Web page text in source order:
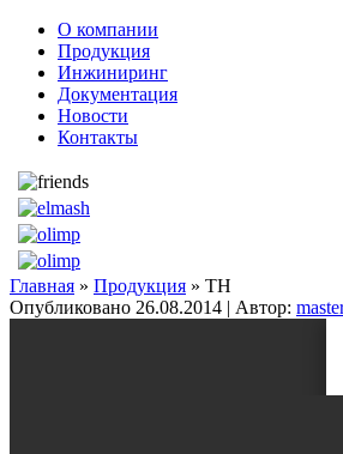
О компании
Продукция
Инжиниринг
Документация
Новости
Контакты
Главная » Продукция » TH
Опубликовано 26.08.2014 | Автор: